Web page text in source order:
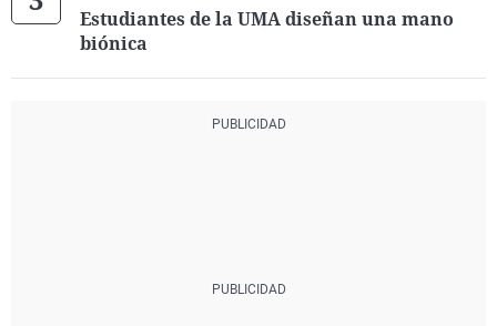
Estudiantes de la UMA diseñan una mano
biónica